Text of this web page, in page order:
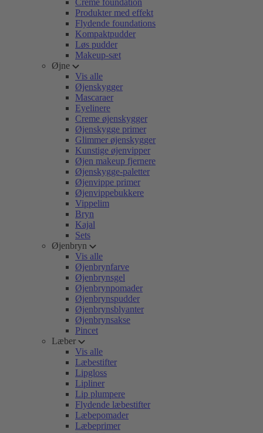
Creme foundation
Produkter med effekt
Flydende foundations
Kompaktpudder
Løs pudder
Makeup-sæt
Øjne
Vis alle
Øjenskygger
Mascaraer
Eyelinere
Creme øjenskygger
Øjenskygge primer
Glimmer øjenskygger
Kunstige øjenvipper
Øjen makeup fjernere
Øjenskygge-paletter
Øjenvippe primer
Øjenvippebukkere
Vippelim
Bryn
Kajal
Sets
Øjenbryn
Vis alle
Øjenbrynfarve
Øjenbrynsgel
Øjenbrynpomader
Øjenbrynspudder
Øjenbrynsblyanter
Øjenbrynsakse
Pincet
Læber
Vis alle
Læbestifter
Lipgloss
Lipliner
Lip plumpere
Flydende læbestifter
Læbepomader
Læbeprimer